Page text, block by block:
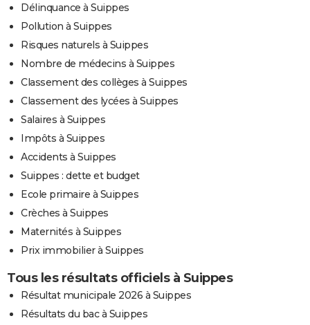
Délinquance à Suippes
Pollution à Suippes
Risques naturels à Suippes
Nombre de médecins à Suippes
Classement des collèges à Suippes
Classement des lycées à Suippes
Salaires à Suippes
Impôts à Suippes
Accidents à Suippes
Suippes : dette et budget
Ecole primaire à Suippes
Crèches à Suippes
Maternités à Suippes
Prix immobilier à Suippes
Tous les résultats officiels à Suippes
Résultat municipale 2026 à Suippes
Résultats du bac à Suippes